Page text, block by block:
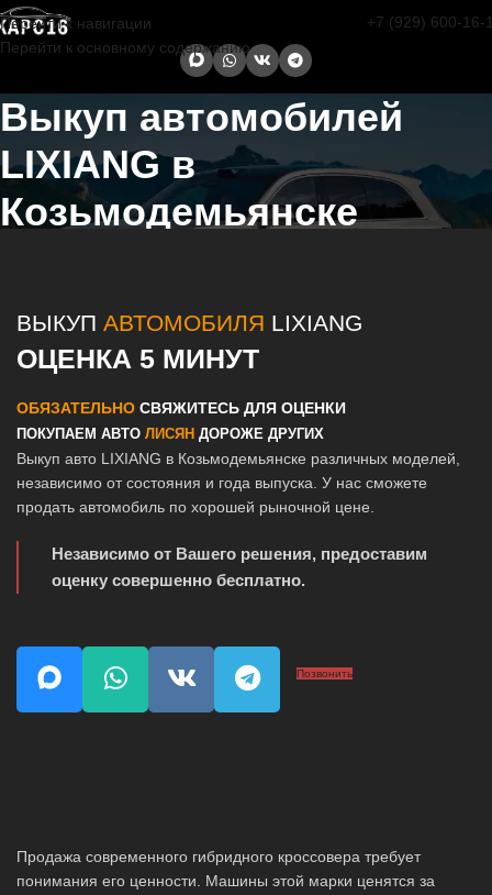
Перейти к навигации
Перейти к основному содержанию
+7 (929) 600-16-
Выкуп автомобилей
LIXIANG в
Козьмодемьянске
ВЫКУП АВТОМОБИЛЯ LIXIANG
ОЦЕНКА 5 МИНУТ
ОБЯЗАТЕЛЬНО СВЯЖИТЕСЬ ДЛЯ ОЦЕНКИ
ПОКУПАЕМ АВТО ЛИСЯН ДОРОЖЕ ДРУГИХ
Выкуп авто LIXIANG в Козьмодемьянске различных моделей,
независимо от состояния и года выпуска. У нас сможете
продать автомобиль по хорошей рыночной цене.
Независимо от Вашего решения, предоставим
оценку совершенно бесплатно.
Позвонить
Продажа современного гибридного кроссовера требует
понимания его ценности. Машины этой марки ценятся за